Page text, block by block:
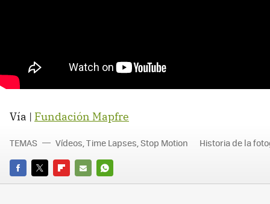
Vía | Fundación Mapfre
FACEBOOK
TWITTERFLIPBOARD
E-
WHATSAPP
TEMAS Vídeos, Time Lapses, Stop Motion Historia de la